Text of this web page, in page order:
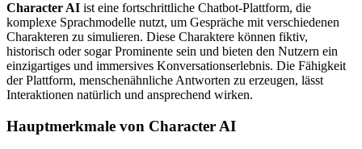
Character AI ist eine fortschrittliche Chatbot-Plattform, die
komplexe Sprachmodelle nutzt, um Gespräche mit verschiedenen
Charakteren zu simulieren. Diese Charaktere können fiktiv,
historisch oder sogar Prominente sein und bieten den Nutzern ein
einzigartiges und immersives Konversationserlebnis. Die Fähigkeit
der Plattform, menschenähnliche Antworten zu erzeugen, lässt
Interaktionen natürlich und ansprechend wirken.
Hauptmerkmale von Character AI